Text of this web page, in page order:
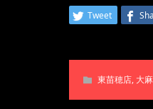
Tweet
東苗穂店, 大